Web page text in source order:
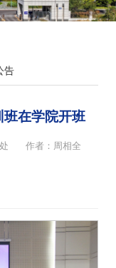
告
在学院开班
作者：周相全